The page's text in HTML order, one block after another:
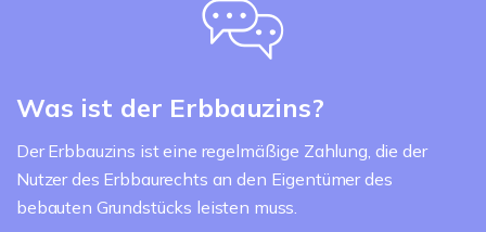
Was ist der Erbbauzins?
Der Erbbauzins ist eine regelmäßige Zahlung, die der
Nutzer des Erbbaurechts an den Eigentümer des
bebauten Grundstücks leisten muss.